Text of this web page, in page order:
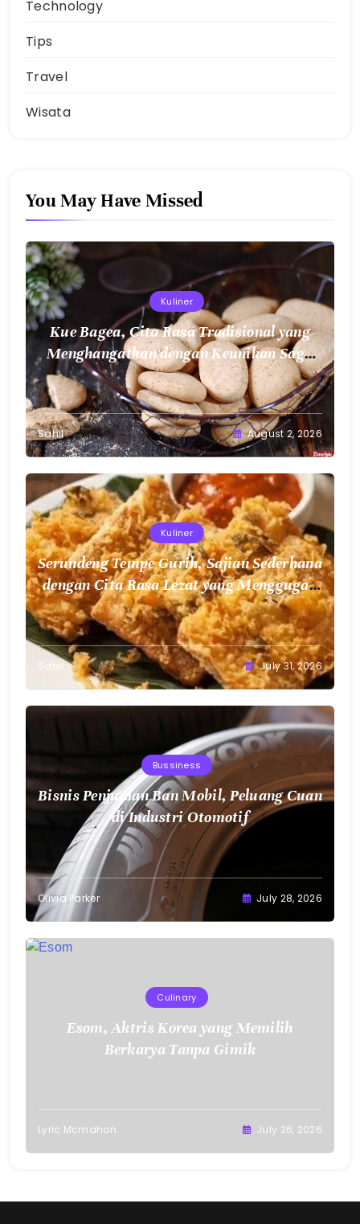
Technology
Tips
Travel
Wisata
You May Have Missed
Kuliner
Kue Bagea, Cita Rasa Tradisional yang
Menghangatkan dengan Keunikan Sagu
Nusantara
Sahil August 2, 2026
Kuliner
Serundeng Tempe Gurih, Sajian Sederhana
dengan Cita Rasa Lezat yang Menggugah
Selera
Sahil July 31, 2026
Bussiness
Bisnis Penjualan Ban Mobil, Peluang Cuan
di Industri Otomotif
Olivia Parker July 28, 2026
Culinary
Esom, Aktris Korea yang Memilih
Berkarya Tanpa Gimik
Lyric Mcmahon July 26, 2026